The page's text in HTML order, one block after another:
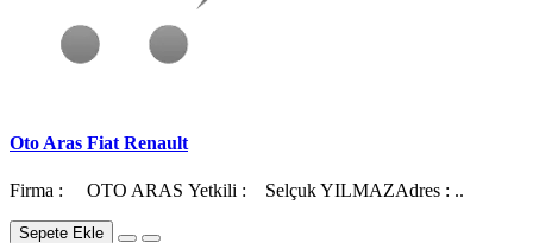
Oto Aras Fiat Renault
Firma : OTO ARAS Yetkili : Selçuk YILMAZAdres : ..
Sepete Ekle